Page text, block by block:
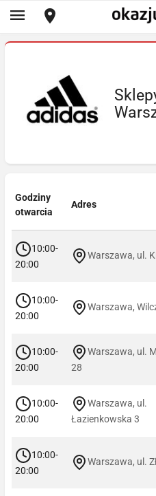
Godziny
otwarcia
Adres
10:00-
20:00
Warszawa, ul.
10:00-
20:00
Warszawa,
10:00-
20:00
Warszawa, ul.
28
10:00-
20:00
Warszawa, ul.
Łazienkowska 3
10:00-
20:00
Warszawa, ul.